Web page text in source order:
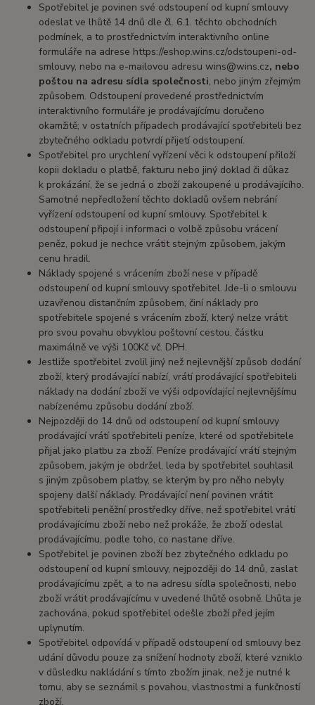
Spotřebitel je povinen své odstoupení od kupní smlouvy
odeslat ve lhůtě 14 dnů dle čl. 6.1. těchto obchodních
podmínek, a to prostřednictvím interaktivního online
formuláře na adrese https://eshop.wins.cz/odstoupeni-od-
smlouvy, nebo na e-mailovou adresu wins@wins.cz, nebo
poštou na adresu sídla společnosti, nebo jiným zřejmým
způsobem. Odstoupení provedené prostřednictvím
interaktivního formuláře je prodávajícímu doručeno
okamžitě; v ostatních případech prodávající spotřebiteli bez
zbytečného odkladu potvrdí přijetí odstoupení.
Spotřebitel pro urychlení vyřízení věci k odstoupení přiloží
kopii dokladu o platbě, fakturu nebo jiný doklad či důkaz
k prokázání, že se jedná o zboží zakoupené u prodávajícího.
Samotné nepředložení těchto dokladů ovšem nebrání
vyřízení odstoupení od kupní smlouvy. Spotřebitel k
odstoupení připojí i informaci o volbě způsobu vrácení
peněz, pokud je nechce vrátit stejným způsobem, jakým
cenu hradil.
Náklady spojené s vrácením zboží nese v případě
odstoupení od kupní smlouvy spotřebitel. Jde-li o smlouvu
uzavřenou distančním způsobem, činí náklady pro
spotřebitele spojené s vrácením zboží, který nelze vrátit
pro svou povahu obvyklou poštovní cestou, částku
maximálně ve výši 100Kč vč. DPH.
Jestliže spotřebitel zvolil jiný než nejlevnější způsob dodání
zboží, který prodávající nabízí, vrátí prodávající spotřebiteli
náklady na dodání zboží ve výši odpovídající nejlevnějšímu
nabízenému způsobu dodání zboží.
Nejpozději do 14 dnů od odstoupení od kupní smlouvy
prodávající vrátí spotřebiteli peníze, které od spotřebitele
přijal jako platbu za zboží. Peníze prodávající vrátí stejným
způsobem, jakým je obdržel, leda by spotřebitel souhlasil
s jiným způsobem platby, se kterým by pro něho nebyly
spojeny další náklady. Prodávající není povinen vrátit
spotřebiteli peněžní prostředky dříve, než spotřebitel vrátí
prodávajícímu zboží nebo než prokáže, že zboží odeslal
prodávajícímu, podle toho, co nastane dříve.
Spotřebitel je povinen zboží bez zbytečného odkladu po
odstoupení od kupní smlouvy, nejpozději do 14 dnů, zaslat
prodávajícímu zpět, a to na adresu sídla společnosti, nebo
zboží vrátit prodávajícímu v uvedené lhůtě osobně. Lhůta je
zachována, pokud spotřebitel odešle zboží před jejím
uplynutím.
Spotřebitel odpovídá v případě odstoupení od smlouvy bez
udání důvodu pouze za snížení hodnoty zboží, které vzniklo
v důsledku nakládání s tímto zbožím jinak, než je nutné k
tomu, aby se seznámil s povahou, vlastnostmi a funkčností
zboží.